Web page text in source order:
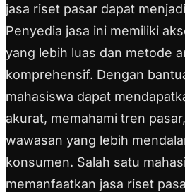
jasa riset pasar dapat
Penyedia jasa ini memiliki
yang lebih luas dan metode
komprehensif. Dengan
mahasiswa dapat
akurat, memahami tren
wawasan yang lebih
konsumen. Salah satu
memanfaatkan jasa riset